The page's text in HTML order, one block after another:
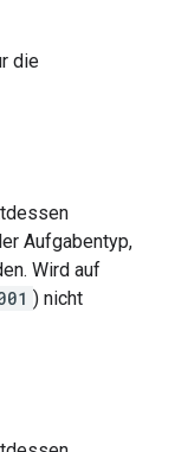
die
Aufgabentyp,
Wird auf
) nicht